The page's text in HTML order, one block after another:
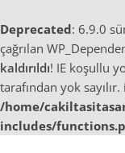
Deprecated: 6.9.0
çağrılan
kaldırıldı! IE koşullu
tarafından yok sayılır.
/home/
includes/